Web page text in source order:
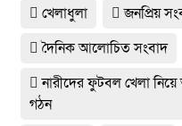
খেলাধুলা
জনপ্রিয়
দৈনিক আলোচিত সংবাদ
নারীদের ফুটবল খেলা
গঠন